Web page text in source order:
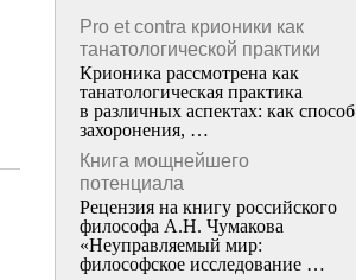
Pro et contra крионики как
танатологической практики
Крионика рассмотрена как
танатологическая практика
в различных аспектах: как способ
захоронения, …
Книга мощнейшего
потенциала
Рецензия на книгу российского
философа А.Н. Чумакова
«Неуправляемый мир:
философское исследование …